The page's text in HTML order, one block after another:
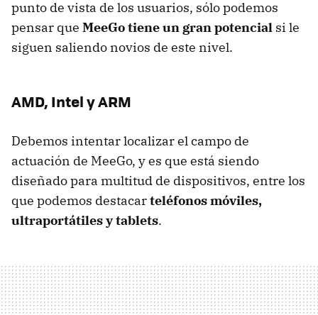
punto de vista de los usuarios, sólo podemos
pensar que MeeGo tiene un gran potencial si le
siguen saliendo novios de este nivel.
AMD, Intel y ARM
Debemos intentar localizar el campo de
actuación de MeeGo, y es que está siendo
diseñado para multitud de dispositivos, entre los
que podemos destacarteléfonos móviles,
ultraportátiles y tablets.